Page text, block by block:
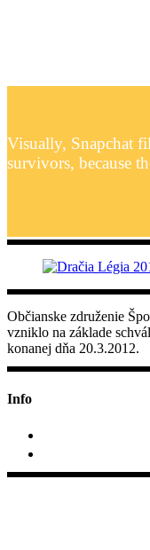
Visually, Snapchat
survivors, because
Občianske združenie
vzniklo na základe
konanej dňa 20.3.2012.
Info